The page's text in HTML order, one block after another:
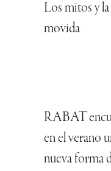
Los mitos y la
movida
RABAT
en el verano
nueva forma